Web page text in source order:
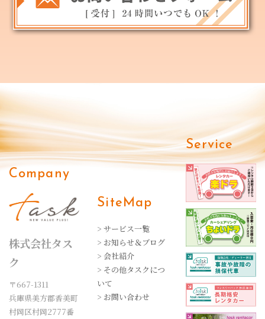
Company
株式会社タス
ク
〒667-1311
兵庫県美方郡香美町
村岡区村岡2777番
SiteMap
> サービス一覧
> お知らせ＆ブログ
> 会社紹介
> その他タスクにつ
いて
> お問い合わせ
Service